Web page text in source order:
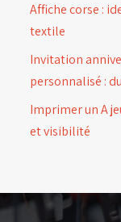
Affiche corse :
textile
Invitation
personnalisé :
Imprimer un A
et visibilité